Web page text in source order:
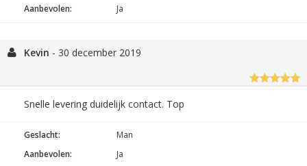
Aanbevolen:
Ja
Kevin - 30 december 2019
Snelle levering duidelijk contact. Top
Geslacht:
Man
Aanbevolen:
Ja